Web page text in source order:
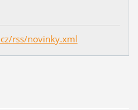
rss/novinky.xml